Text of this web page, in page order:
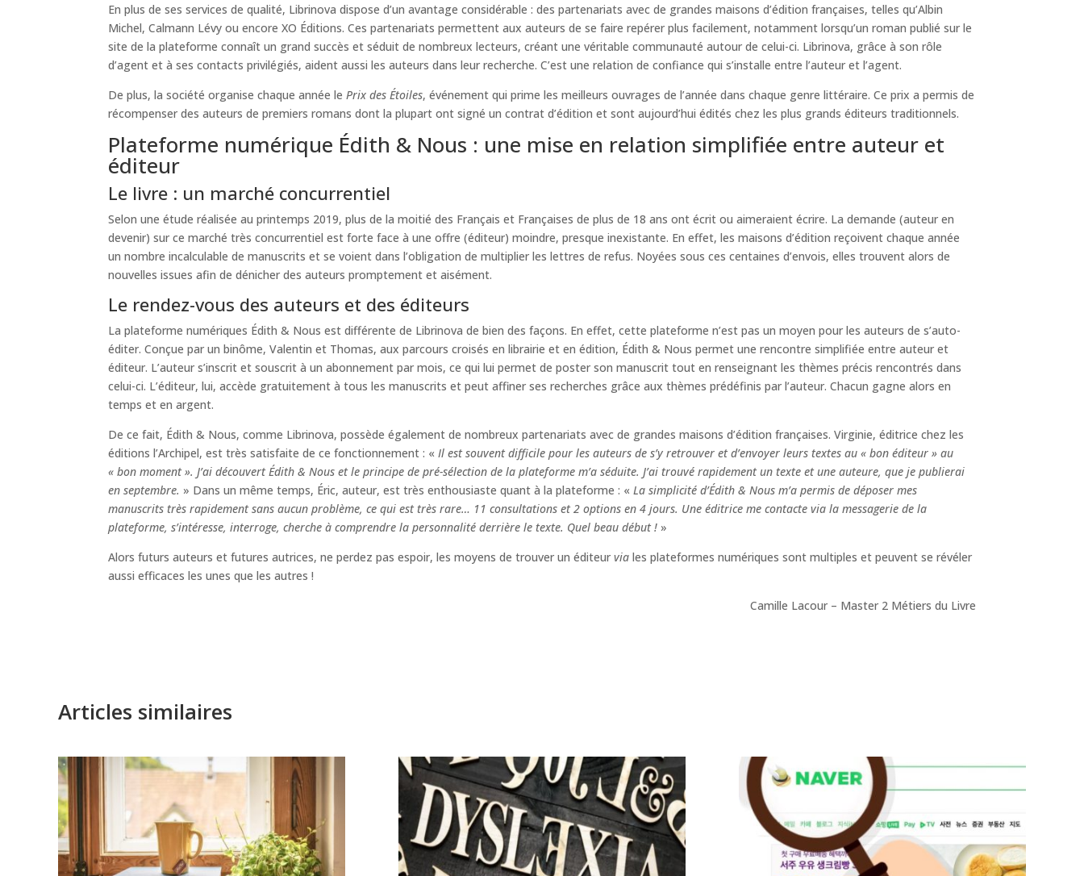
En plus de ses services de qualité, Librinova dispose d’un avantage considérable : des partenariats avec de grandes maisons d’édition françaises, telles qu’Albin
Michel, Calmann Lévy ou encore XO Éditions. Ces partenariats permettent aux auteurs de se faire repérer plus facilement, notamment lorsqu’un roman publié sur le
site de la plateforme connaît un grand succès et séduit de nombreux lecteurs, créant une véritable communauté autour de celui-ci. Librinova, grâce à son rôle
d’agent et à ses contacts privilégiés, aident aussi les auteurs dans leur recherche. C’est une relation de confiance qui s’installe entre l’auteur et l’agent.
De plus, la société organise chaque année lePrix des Étoiles, événement qui prime les meilleurs ouvrages de l’année dans chaque genre littéraire. Ce prix a permis de
récompenser des auteurs de premiers romans dont la plupart ont signé un contrat d’édition et sont aujourd’hui édités chez les plus grands éditeurs traditionnels.
Plateforme numérique Édith & Nous : une mise en relation simplifiée entre auteur et
éditeur
Le livre : un marché concurrentiel
Selon une étude réalisée au printemps 2019, plus de la moitié des Français et Françaises de plus de 18 ans ont écrit ou aimeraient écrire. La demande (auteur en
devenir) sur ce marché très concurrentiel est forte face à une offre (éditeur) moindre, presque inexistante. En effet, les maisons d’édition reçoivent chaque année
un nombre incalculable de manuscrits et se voient dans l’obligation de multiplier les lettres de refus. Noyées sous ces centaines d’envois, elles trouvent alors de
nouvelles issues afin de dénicher des auteurs promptement et aisément.
Le rendez-vous des auteurs et des éditeurs
La plateforme numériques Édith & Nous est différente de Librinova de bien des façons. En effet, cette plateforme n’est pas un moyen pour les auteurs de s’auto-
éditer. Conçue par un binôme, Valentin et Thomas, aux parcours croisés en librairie et en édition, Édith & Nous permet une rencontre simplifiée entre auteur et
éditeur. L’auteur s’inscrit et souscrit à un abonnement par mois, ce qui lui permet de poster son manuscrit tout en renseignant les thèmes précis rencontrés dans
celui-ci. L’éditeur, lui, accède gratuitement à tous les manuscrits et peut affiner ses recherches grâce aux thèmes prédéfinis par l’auteur. Chacun gagne alors en
temps et en argent.
De ce fait, Édith & Nous, comme Librinova, possède également de nombreux partenariats avec de grandes maisons d’édition françaises. Virginie, éditrice chez les
éditions l’Archipel, est très satisfaite de ce fonctionnement : «Il est souvent difficile pour les auteurs de s’y retrouver et d’envoyer leurs textes au « bon éditeur » au
« bon moment ». J’ai découvert Édith & Nous et le principe de pré-sélection de la plateforme m’a séduite. J’ai trouvé rapidement un texte et une auteure, que je publierai
en septembre. » Dans un même temps, Éric, auteur, est très enthousiaste quant à la plateforme : «La simplicité d’Édith & Nous m’a permis de déposer mes
manuscrits très rapidement sans aucun problème, ce qui est très rare… 11 consultations et 2 options en 4 jours. Une éditrice me contacte via la messagerie de la
plateforme, s’intéresse, interroge, cherche à comprendre la personnalité derrière le texte. Quel beau début ! »
Alors futurs auteurs et futures autrices, ne perdez pas espoir, les moyens de trouver un éditeurvia les plateformes numériques sont multiples et peuvent se révéler
aussi efficaces les unes que les autres !
Camille Lacour – Master 2 Métiers du Livre
Articles similaires